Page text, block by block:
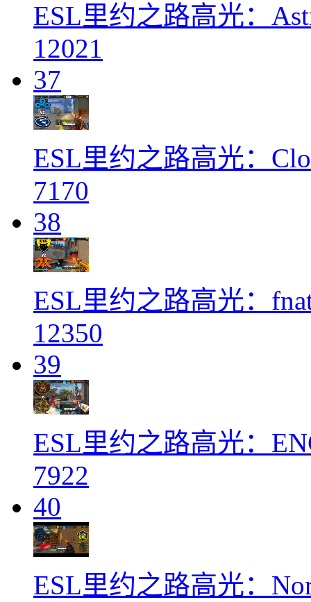
ESL里约之路高光：
12021
37
ESL里约之路高光：
7170
38
ESL里约之路高光：
12350
39
ESL里约之路高光：
7922
40
ESL里约之路高光：